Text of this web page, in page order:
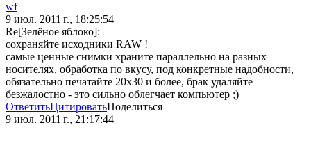
wf
9 июл. 2011 г., 18:25:54
Re[Зелёное яблоко]:
сохраняйте исходники RAW !
самые ценные снимки храните параллельно на разных
носителях, обработка по вкусу, под конкретные надобности,
обязательно печатайте 20х30 и более, брак удаляйте
безжалостно - это сильно облегчает компьютер ;)
ОтветитьЦитироватьПоделиться
9 июл. 2011 г., 21:17:44